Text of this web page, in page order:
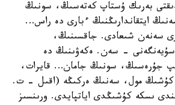
بەرىك ۇستاپ كەتەسىڭ، سونىڭ
ايتقاندارىڭنىڭ ءبارى دە راس…
سەنەن شىعادى. جاقسىنىڭ،
سۇيەنگەنى - سەن. ەكەۋىنىڭ دە
جۇرەسىڭ، سونىڭ جامان… قايرات،
مول، سەنىڭ ەركىڭە (اقىل - ت.
ىسكە كۇشىڭدى اياتپايدى. ورىنسىز